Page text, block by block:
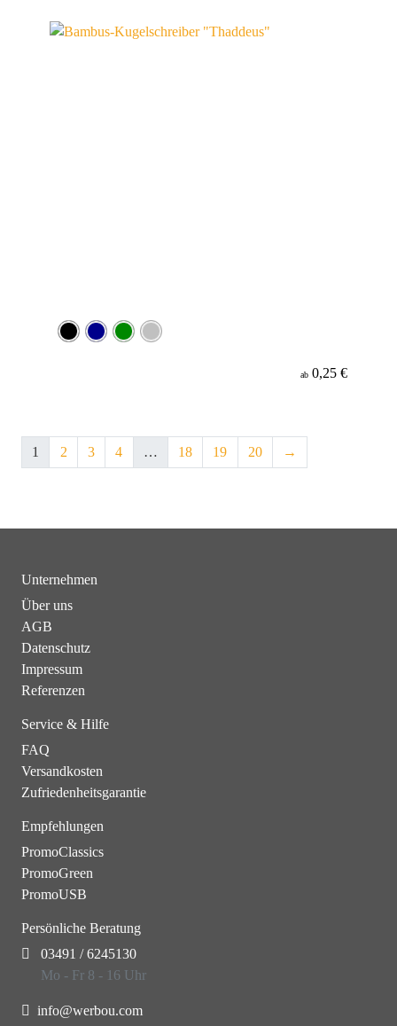
ab 0,25 €
1 2 3 4 … 18 19 20 →
Unternehmen
Über uns
AGB
Datenschutz
Impressum
Referenzen
Service & Hilfe
FAQ
Versandkosten
Zufriedenheitsgarantie
Empfehlungen
PromoClassics
PromoGreen
PromoUSB
Persönliche Beratung
03491 / 6245130
Mo - Fr 8 - 16 Uhr
info@werbou.com